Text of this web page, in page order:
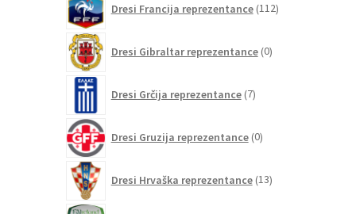
Dresi Francija reprezentance 112izdelkov
Dresi Gibraltar reprezentance 0izdelkov
Dresi Grčija reprezentance 7izdelkov
Dresi Gruzija reprezentance 0izdelkov
Dresi Hrvaška reprezentance 13izdelkov